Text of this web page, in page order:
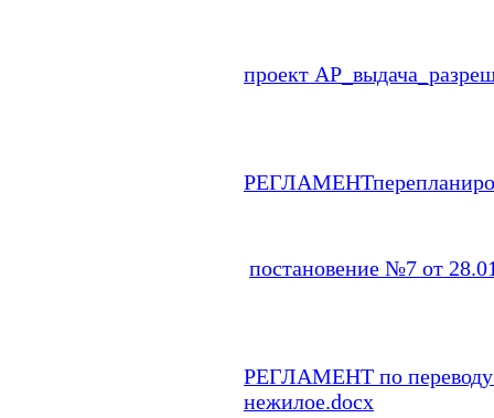
проект
постановение №7 от
РЕГЛАМЕНТ по
нежилое.docx